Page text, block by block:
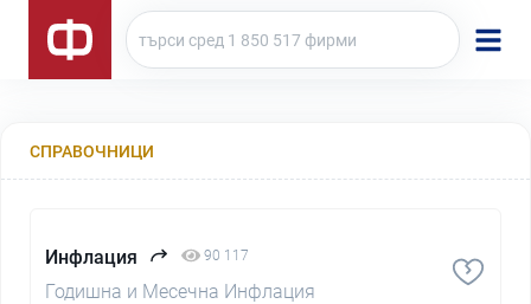
СПРАВОЧНИЦИ
Инфлация 90 117
Годишна и Месечна Инфлация